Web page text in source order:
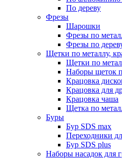
По дереву
Фрезы
Шарошки
Фрезы по
Фрезы по
Щетки по металлу,
Щетки по
Наборы щеток
Крацовка
Крацовка для
Крацовка чаша
Щетка по
Буры
Бур SDS max
Переходники
Бур SDS plus
Наборы насадок для